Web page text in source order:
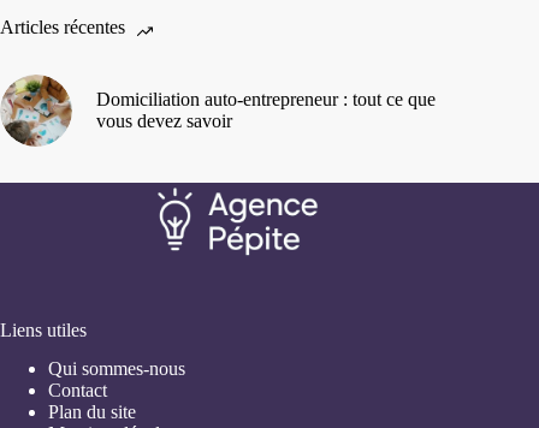
Articles récentes
Domiciliation auto-entrepreneur : tout ce que
vous devez savoir
Liens utiles
Qui sommes-nous
Contact
Plan du site